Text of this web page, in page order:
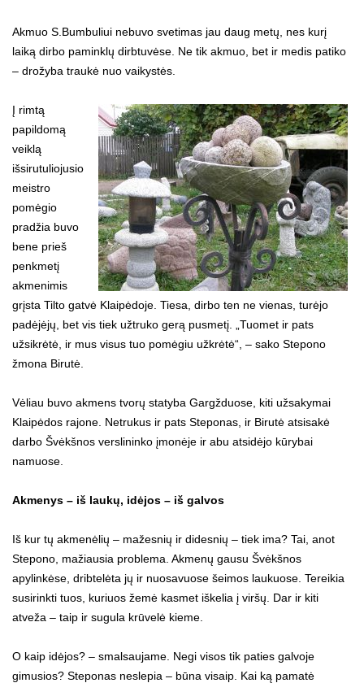
Akmuo S.Bumbuliui nebuvo svetimas jau daug metų, nes kurį
laiką dirbo paminklų dirbtuvėse. Ne tik akmuo, bet ir medis patiko
– drožyba traukė nuo vaikystės.
Į rimtą
papildomą
veiklą
išsirutuliojusio
meistro
pomėgio
pradžia buvo
bene prieš
penkmetį
akmenimis
grįsta Tilto gatvė Klaipėdoje. Tiesa, dirbo ten ne vienas, turėjo
padėjėjų, bet vis tiek užtruko gerą pusmetį. „Tuomet ir pats
užsikrėtė, ir mus visus tuo pomėgiu užkrėtė“, – sako Stepono
žmona Birutė.
Vėliau buvo akmens tvorų statyba Gargžduose, kiti užsakymai
Klaipėdos rajone. Netrukus ir pats Steponas, ir Birutė atsisakė
darbo Švėkšnos verslininko įmonėje ir abu atsidėjo kūrybai
namuose.
Akmenys – iš laukų, idėjos – iš galvos
Iš kur tų akmenėlių – mažesnių ir didesnių – tiek ima? Tai, anot
Stepono, mažiausia problema. Akmenų gausu Švėkšnos
apylinkėse, dribtelėta jų ir nuosavuose šeimos laukuose. Tereikia
susirinkti tuos, kuriuos žemė kasmet iškelia į viršų. Dar ir kiti
atveža – taip ir sugula krūvelė kieme.
O kaip idėjos? – smalsaujame. Negi visos tik paties galvoje
gimusios? Steponas neslepia – būna visaip. Kai ką pamatė